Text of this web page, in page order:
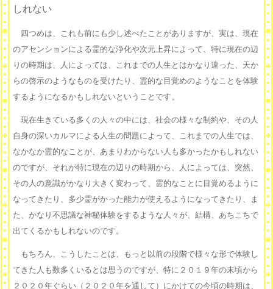
しれない
四つめは、これも前にも少し述べたことがありますが、実は、現在
のアセンションによる霊的な浄化や次元上昇によって、特に現在の辺
りの時期は、人によっては、これまでの人生とはかなり違った、天か
らの啓示のようなものを受けたり、霊的な目覚めのようなことを体験
するようになるかもしれないということです。
現在生きている多くの人々の中には、社会の様々な制約や、その人
自身の深いカルマによる人生の問題によって、これまでの人生では、
なかなか霊的なことが、あまりわからない人も多かったかもしれない
のですが、それが特に現在の辺りの時期から、人によっては、突然、
その人の意識がかなり大きく変わって、霊的なことに目覚めるように
なってきたり、多少霊がかった能力が使えるようになってきたり、ま
た、かなり不思議な神秘体験をするような人々が、結構、あちこちで
出てくるかもしれないのです。
もちろん、こうしたことは、もっと以前の段階で様々な形で体験し
てきた人も数多くいるとは思うのですが、特に２０１９年の末頃から
２０２０年ぐらい（２０２０年を通して）にかけての今頃の時期は、